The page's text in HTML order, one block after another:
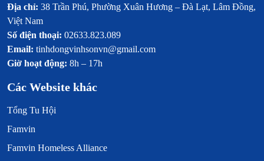
Địa chỉ: 38 Trần Phú, Phường Xuân Hương – Đà Lạt, Lâm Đồng,
Việt Nam
Số điện thoại: 02633.823.089
Email: tinhdongvinhsonvn@gmail.com
Giờ hoạt động: 8h – 17h
Các Website khác
Tổng Tu Hội
Famvin
Famvin Homeless Alliance